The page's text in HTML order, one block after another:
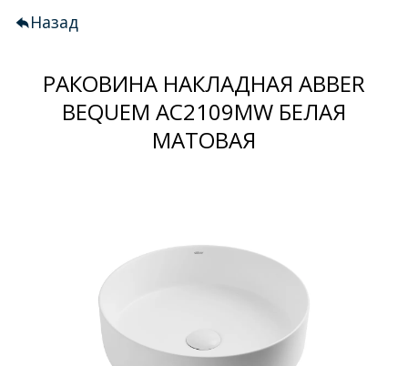
Назад
РАКОВИНА НАКЛАДНАЯ ABBER
BEQUEM AC2109MW БЕЛАЯ
МАТОВАЯ